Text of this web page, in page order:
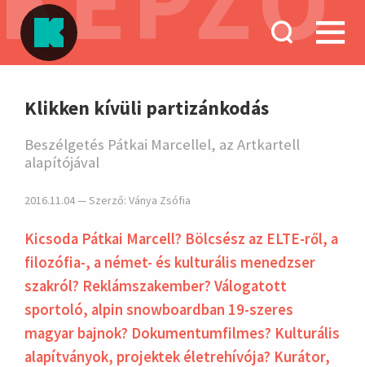
Klikken kívüli partizánkodás
Beszélgetés Pátkai Marcellel, az Artkartell
alapítójával
2016.11.04 — Szerző: Ványa Zsófia
Kicsoda Pátkai Marcell? Bölcsész az ELTE-ről, a
filozófia-, a német- és kulturális menedzser
szakról? Reklámszakember? Válogatott
sportoló, alpin snowboardban 19-szeres
magyar bajnok? Dokumentumfilmes? Kulturális
alapítványok, projektek életrehívója? Kurátor,